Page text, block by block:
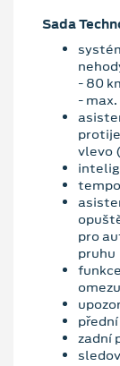
Sada
- 80
-
vlevo
pro
pruhu
zadní